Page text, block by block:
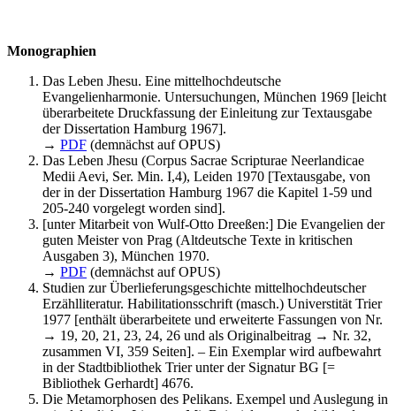
Monographien
Das Leben Jhesu. Eine mittelhochdeutsche
Evangelienharmonie. Untersuchungen, München 1969 [leicht
überarbeitete Druckfassung der Einleitung zur Textausgabe
der Dissertation Hamburg 1967].
→ PDF (demnächst auf OPUS)
Das Leben Jhesu (Corpus Sacrae Scripturae Neerlandicae
Medii Aevi, Ser. Min. I,4), Leiden 1970 [Textausgabe, von
der in der Dissertation Hamburg 1967 die Kapitel 1-59 und
205-240 vorgelegt worden sind].
[unter Mitarbeit von Wulf-Otto Dreeßen:] Die Evangelien der
guten Meister von Prag (Altdeutsche Texte in kritischen
Ausgaben 3), München 1970.
→ PDF (demnächst auf OPUS)
Studien zur Überlieferungsgeschichte mittelhochdeutscher
Erzählliteratur. Habilitationsschrift (masch.) Universtität Trier
1977 [enthält überarbeitete und erweiterte Fassungen von Nr.
→ 19, 20, 21, 23, 24, 26 und als Originalbeitrag → Nr. 32,
zusammen VI, 359 Seiten]. – Ein Exemplar wird aufbewahrt
in der Stadtbibliothek Trier unter der Signatur BG [=
Bibliothek Gerhardt] 4676.
Die Metamorphosen des Pelikans. Exempel und Auslegung in